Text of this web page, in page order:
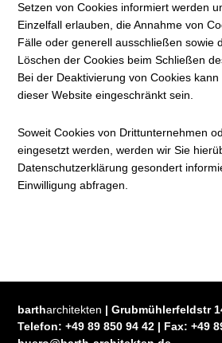
Setzen von Cookies informiert werden
Einzelfall erlauben, die Annahme von
Fälle oder generell ausschließen sowie
Löschen der Cookies beim Schließen
Bei der Deaktivierung von Cookies
dieser Website eingeschränkt sein.
Soweit Cookies von Drittunternehmen
eingesetzt werden, werden wir Sie
Datenschutzerklärung gesondert
Einwilligung abfragen.
bartharchitekten | Grubmühlerfeldstr
Telefon:+49 89 850 94 42 | Fax:+49